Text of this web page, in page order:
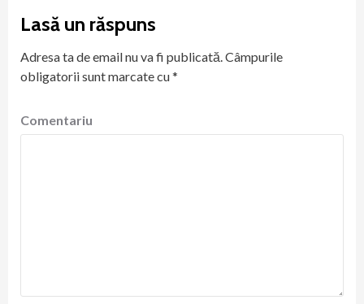
Lasă un răspuns
Adresa ta de email nu va fi publicată.Câmpurile
obligatorii sunt marcate cu*
Comentariu